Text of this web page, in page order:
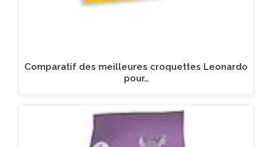
Comparatif des meilleures croquettes Leonardo
pour…